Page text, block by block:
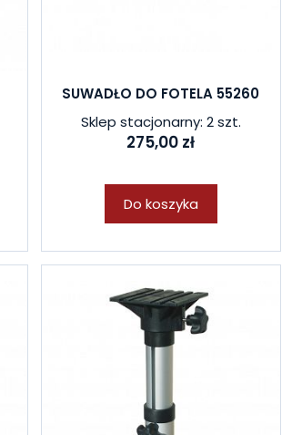
SUWADŁO DO FOTELA 55260
Sklep stacjonarny: 2 szt.
275,00 zł
Do koszyka